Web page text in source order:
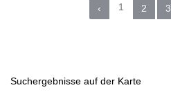
‹ 1 2 3
Suchergebnisse auf der Karte